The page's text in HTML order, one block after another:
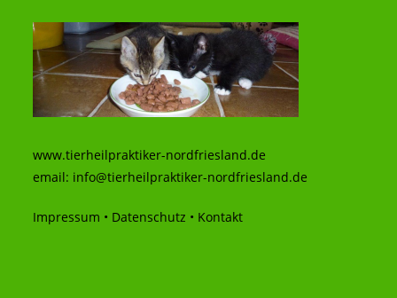
www.tierheilpraktiker-nordfriesland.de
email: info@tierheilpraktiker-nordfriesland.de
Impressum • Datenschutz • Kontakt